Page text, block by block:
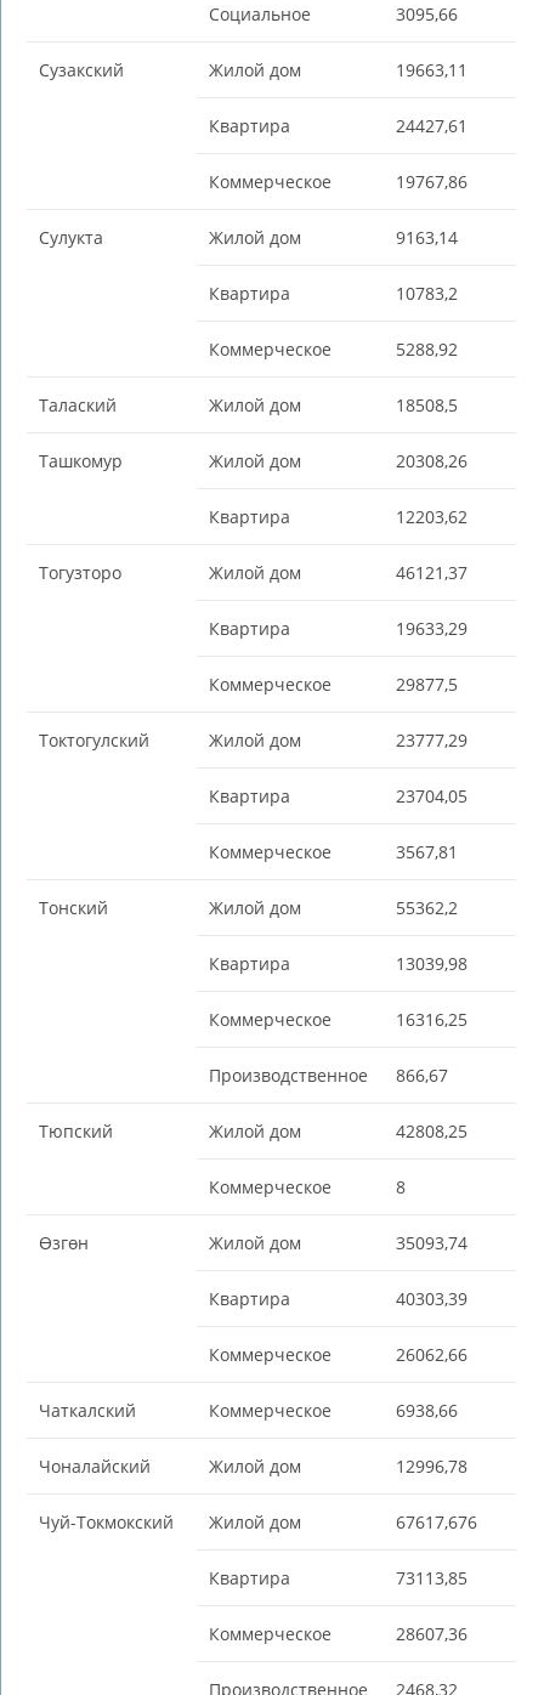
Социальное 3095,66
Сузакский Жилой дом 19663,11
Квартира 24427,61
Коммерческое 19767,86
Сулукта Жилой дом 9163,14
Квартира 10783,2
Коммерческое 5288,92
Талаский Жилой дом 18508,5
Ташкомур Жилой дом 20308,26
Квартира 12203,62
Тогузторо Жилой дом 46121,37
Квартира 19633,29
Коммерческое 29877,5
Токтогулский Жилой дом 23777,29
Квартира 23704,05
Коммерческое 3567,81
Тонский Жилой дом 55362,2
Квартира 13039,98
Коммерческое 16316,25
Производственное 866,67
Тюпский Жилой дом 42808,25
Коммерческое 8
Өзгөн Жилой дом 35093,74
Квартира 40303,39
Коммерческое 26062,66
Чаткалский Коммерческое 6938,66
Чоналайский Жилой дом 12996,78
Чуй-Токмокский Жилой дом 67617,676
Квартира 73113,85
Коммерческое 28607,36
Производственное 2468,32